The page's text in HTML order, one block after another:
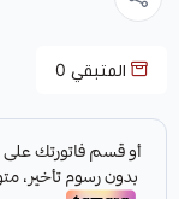
المتبقي 0